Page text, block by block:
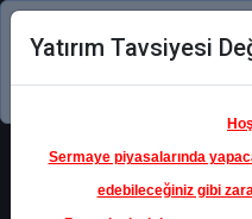
Şimdi
Yatırım Tavsiyesi
Sermaye piyasalarında
edebileceğiniz gibi